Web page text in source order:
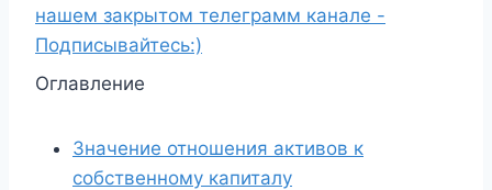
нашем закрытом телеграмм канале -
Подписывайтесь:)
Оглавление
Значение отношения активов к
собственному капиталу